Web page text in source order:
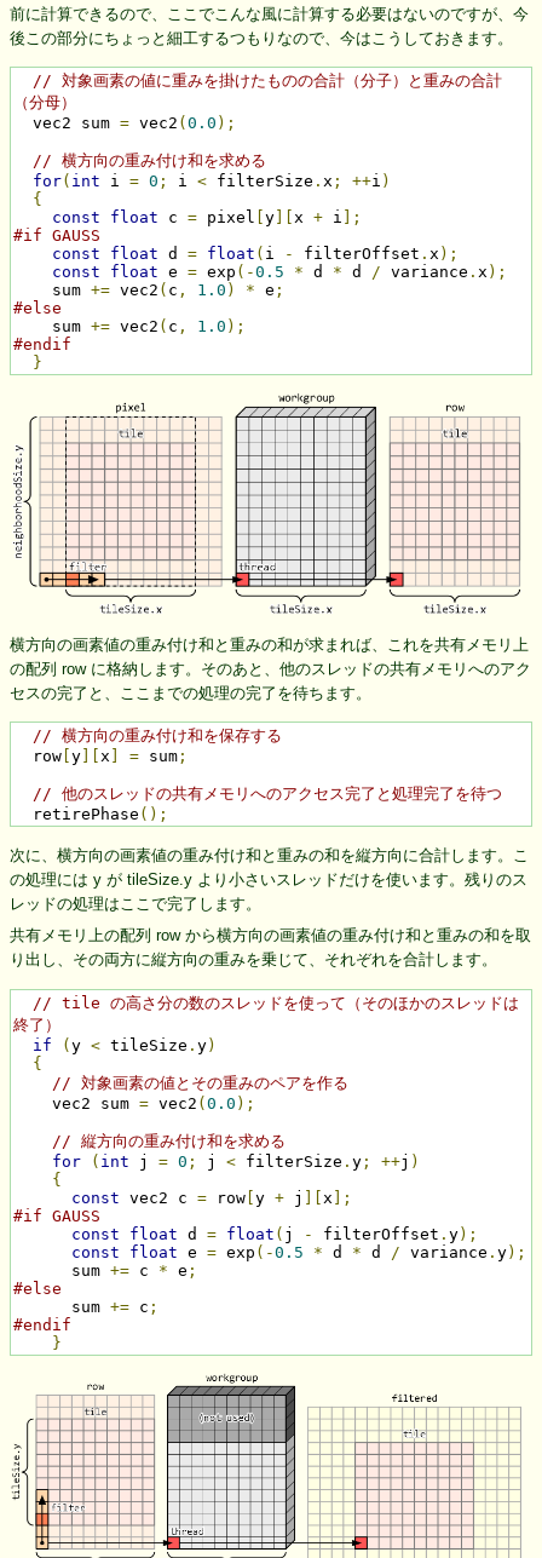
前に計算できるので、ここでこんな風に計算する必要はないのですが、今
後この部分にちょっと細工するつもりなので、今はこうしておきます。
// 対象画素の値に重みを掛けたものの合計（分子）と重みの合計
（分母）
  vec2 sum
= vec2 ( 0.0 );
// 横方向の重み付け和を求める
for( int i = 0 ; i < filterSize . x ; ++i )
{
const
float c = pixel y x + i
];
#if GAUSS
const
float d = float ( i - filterOffset . x );
const
float e = exp (-0.5 * d * d / variance . x );
    sum
+= vec2 ( c , 1.0 ) * e ;
#else
    sum
+= vec2 ( c , 1.0 );
#endif
}
横方向の画素値の重み付け和と重みの和が求まれば、これを共有メモリ上
の配列 row に格納します。そのあと、他のスレッドの共有メモリへのアク
セスの完了と、ここまでの処理の完了を待ちます。
// 横方向の重み付け和を保存する
  row
y x = sum ;
// 他のスレッドの共有メモリへのアクセス完了と処理完了を待つ
  retirePhase
();
次に、横方向の画素値の重み付け和と重みの和を縦方向に合計します。こ
の処理には y が tileSize.y より小さいスレッドだけを使います。残りのス
レッドの処理はここで完了します。
共有メモリ上の配列 row から横方向の画素値の重み付け和と重みの和を取
り出し、その両方に縦方向の重みを乗じて、それぞれを合計します。
// tile の高さ分の数のスレッドを使って（そのほかのスレッドは
終了）
if
(y < tileSize . y)
{
// 対象画素の値とその重みのペアを作る
    vec2 sum
= vec2 (0.0 );
// 縦方向の重み付け和を求める
for
( int j = 0 ; j < filterSize . y ; ++j )
{
const vec2 c = row [y + j ][ x ];
#if GAUSS
const
float d = float ( j - filterOffset . y);
const
float e = exp (-0.5 * d * d / variance . y);
      sum
+= c * e ;
#else
      sum
+= c ;
#endif
}